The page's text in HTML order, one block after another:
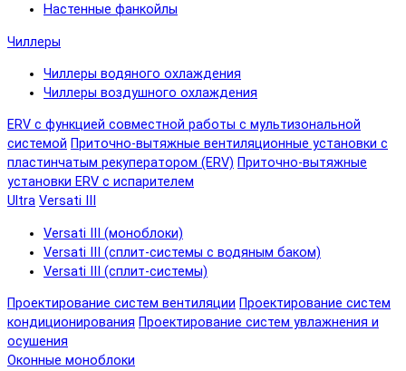
Настенные фанкойлы
Чиллеры
Чиллеры водяного охлаждения
Чиллеры воздушного охлаждения
ERV с функцией совместной работы с мультизональной
системой Приточно-вытяжные вентиляционные установки с
пластинчатым рекуператором (ERV) Приточно-вытяжные
установки ERV с испарителем
Ultra Versati III
Versati III (моноблоки)
Versati III (сплит-системы с водяным баком)
Versati III (сплит-системы)
Проектирование систем вентиляции Проектирование систем
кондиционирования Проектирование систем увлажнения и
осушения
Оконные моноблоки